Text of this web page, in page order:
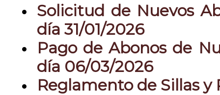
Solicitud de Nuevos
día 31/01/2026
Pago de Abonos de
día 06/03/2026
Reglamento de Sillas y